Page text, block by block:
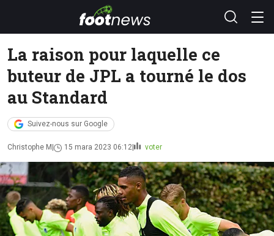
La raison pour laquelle ce
buteur de JPL a tourné le dos
au Standard
Suivez-nous sur Google
Christophe M 15 mara 2023 06:12 voter